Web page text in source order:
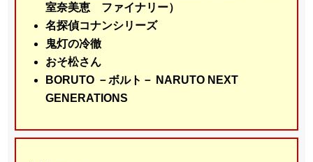
室奈美恵 ファイナリー）
名探偵コナンシリーズ
鬼灯の冷徹
おそ松さん
BORUTO －ボルト－ NARUTO NEXT
GENERATIONS